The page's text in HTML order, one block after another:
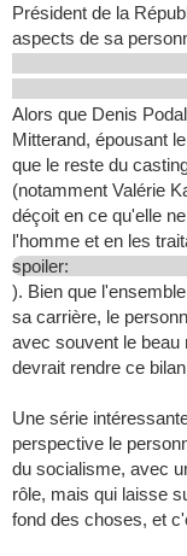
Président de la
aspects de sa
Alors que Denis
Mitterand, épousant
que le reste du
(notamment Valérie
déçoit en ce qu'elle
l'homme et en les
spoiler:
). Bien que
sa carrière, le
avec souvent le beau
devrait rendre ce
Une série
perspective le
du socialisme, avec
rôle, mais qui laisse
fond des choses, et